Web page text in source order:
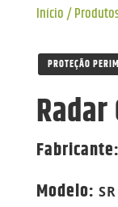
Início/
PROTEÇÃO
Fabricante:
Modelo: